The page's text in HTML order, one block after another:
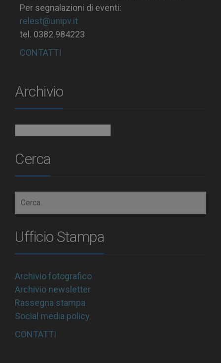
Per segnalazioni di eventi:
relest@unipv.it
tel. 0382.984223
CONTATTI
Archivio
Cerca
Ufficio Stampa
Archivio fotografico
Archivio newsletter
Rassegna stampa
Social media policy
CONTATTI